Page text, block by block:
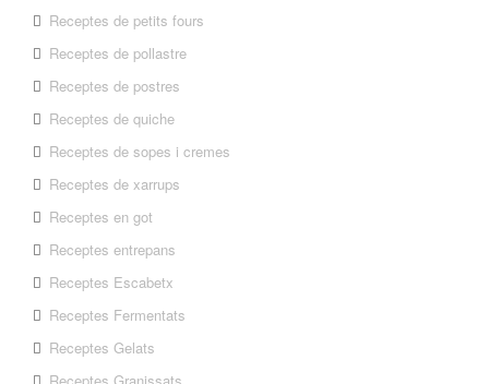
Receptes de petits fours
Receptes de pollastre
Receptes de postres
Receptes de quiche
Receptes de sopes i cremes
Receptes de xarrups
Receptes en got
Receptes entrepans
Receptes Escabetx
Receptes Fermentats
Receptes Gelats